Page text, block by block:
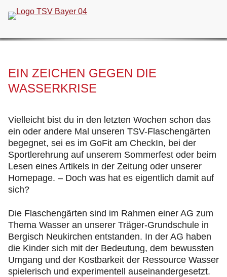
überspringen
EIN ZEICHEN GEGEN DIE
WASSERKRISE
Vielleicht bist du in den letzten Wochen schon das
ein oder andere Mal unseren TSV-Flaschengärten
begegnet, sei es im GoFit am CheckIn, bei der
Sportlerehrung auf unserem Sommerfest oder beim
Lesen eines Artikels in der Zeitung oder unserer
Homepage. – Doch was hat es eigentlich damit auf
sich?
Die Flaschengärten sind im Rahmen einer AG zum
Thema Wasser an unserer Träger-Grundschule in
Bergisch Neukirchen entstanden. In der AG haben
die Kinder sich mit der Bedeutung, dem bewussten
Umgang und der Kostbarkeit der Ressource Wasser
spielerisch und experimentell auseinandergesetzt.